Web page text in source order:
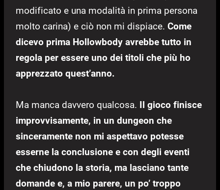
modificato e una modalità in prima persona
molto carina) e ciò non mi dispiace. Come
dicevo prima Hollowbody avrebbe tutto in
regola per essere uno dei titoli che più ho
apprezzato quest’anno.
Ma manca davvero qualcosa. Il gioco finisce
improvvisamente, in un dungeon che
sinceramente non mi aspettavo potesse
esserne la conclusione e con degli eventi
che chiudono la storia, ma lasciano tante
domande e, a mio parere, un po’ troppo